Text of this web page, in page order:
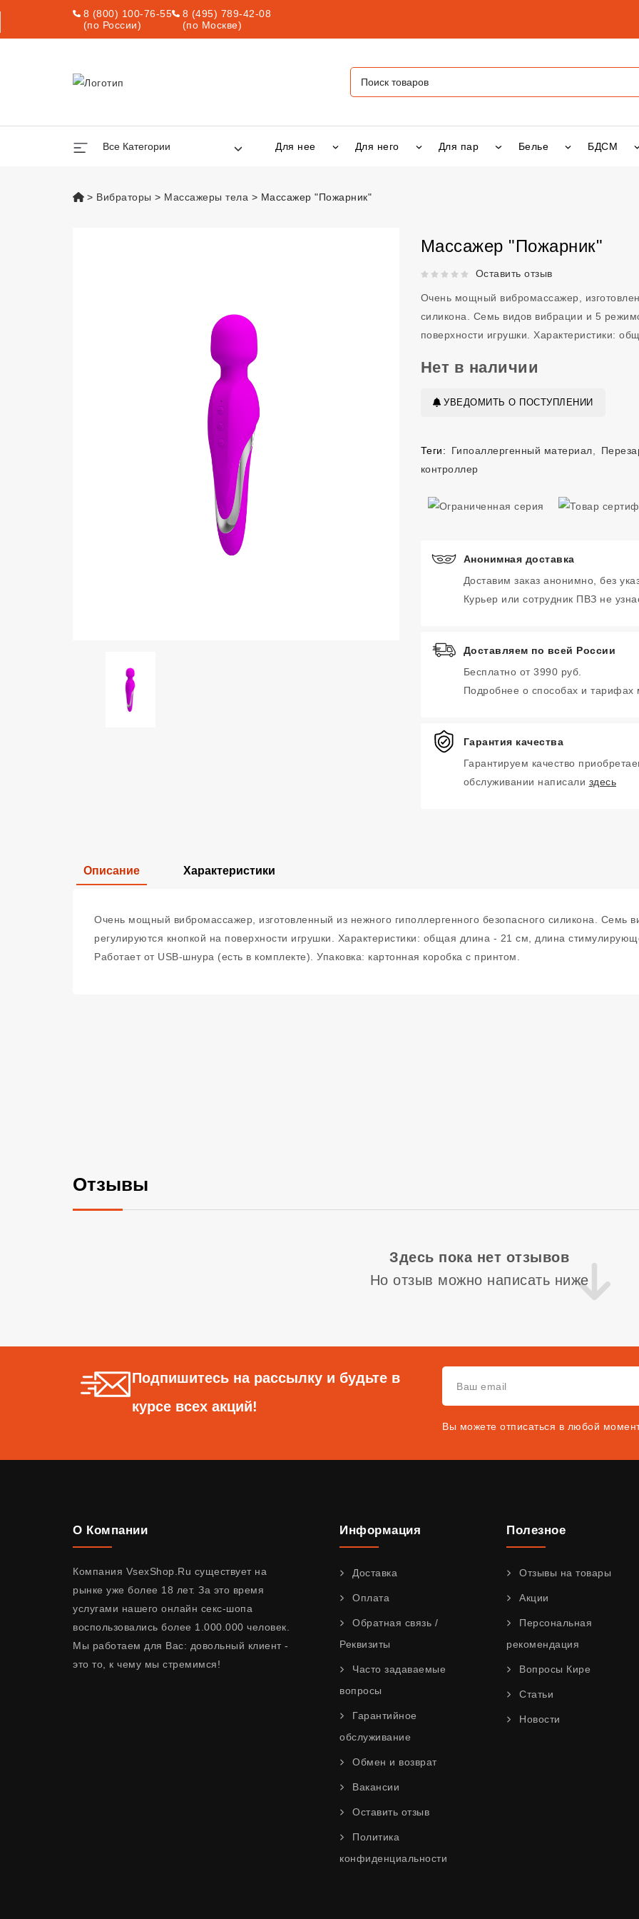
8 (800) 100-76-55
(по России)
8 (495) 789-42-08
(по Москве)
Все Категории Для нее Для него Для пар Белье БДСМ
vsexshop.ru
Вибраторы Массажеры тела Массажер "Пожарник"
Массажер "Пожарник"
Рейтинг 5 из 5.Оставить отзыв
Очень мощный вибромассажер,
силикона. Семь видов вибрации и 5
поверхности игрушки. Характеристики:
Нет в наличии
УВЕДОМИТЬ О ПОСТУПЛЕНИИ
Теги: Гипоаллергенный материал
контроллер
Анонимная доставка
Доставим заказ анонимно, без
Курьер или сотрудник ПВЗ не
Доставляем по всей России
Бесплатно от 3990 руб.
Подробнее о способах и тарифах
Гарантия качества
Гарантируем качество
обслуживании написали здесь
Описание Характеристики
Очень мощный вибромассажер, изготовленный из нежного гиполлергенного безопасного силикона. Семь
регулируются кнопкой на поверхности игрушки. Характеристики: общая длина - 21 см, длина
Работает от USB-шнура (есть в комплекте). Упаковка: картонная коробка с принтом.
Отзывы
Здесь пока нет отзывов
Но отзыв можно написать ниже
Подпишитесь на рассылку и будьте в
курсе всех акций!
Вы можете отписаться в любой
О Компании
Компания VsexShop.Ru существует на
рынке уже более 18 лет. За это время
услугами нашего онлайн секс-шопа
воспользовались более 1.000.000 человек.
Мы работаем для Вас: довольный клиент -
это то, к чему мы стремимся!
Информация
Доставка
Оплата
Обратная связь /
Реквизиты
Часто задаваемые
вопросы
Гарантийное
обслуживание
Обмен и возврат
Вакансии
Оставить отзыв
Политика
конфиденциальности
Полезное
Отзывы на товары
Акции
Персональная
рекомендация
Вопросы Кире
Статьи
Новости